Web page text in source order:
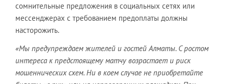
сомнительные предложения в социальных сетях или
мессенджерах с требованием предоплаты должны
насторожить.
«Мы предупреждаем жителей и гостей Алматы. С ростом
интереса к предстоящему матчу возрастает и риск
мошеннических схем. Ни в коем случае не приобретайте